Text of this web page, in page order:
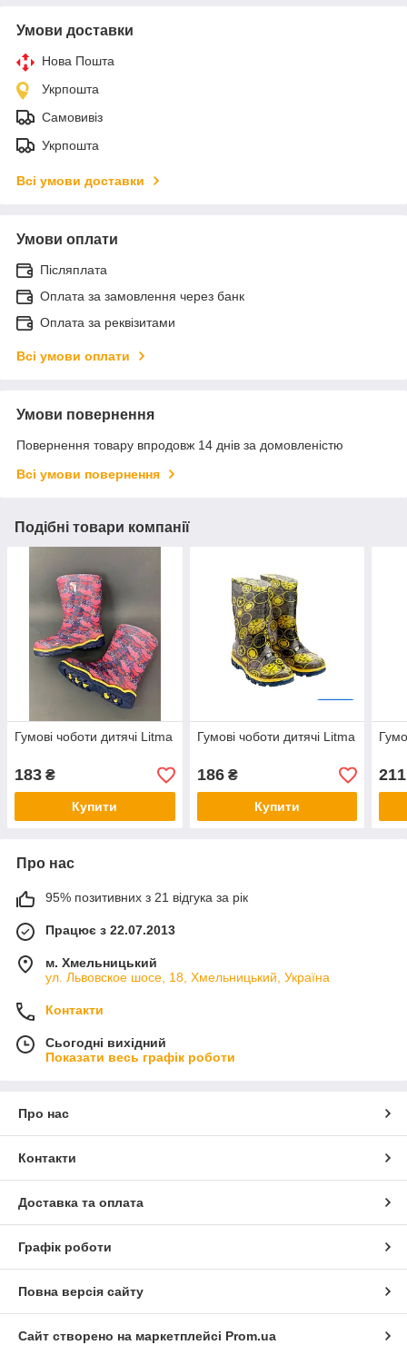
Умови доставки
Нова Пошта
Укрпошта
Самовивіз
Укрпошта
Всі умови доставки
Умови оплати
Післяплата
Оплата за замовлення через банк
Оплата за реквізитами
Всі умови оплати
Умови повернення
Повернення товару впродовж 14 днів за домовленістю
Всі умови повернення
Подібні товари компанії
Гумові чоботи дитячі Litma
183 ₴
Купити
Гумові чоботи дитячі Litma
186₴
Купити
211
Про нас
95% позитивних з 21 відгука за рік
Працює з 22.07.2013
м. Хмельницький
ул. Львовское шосе, 18, Хмельницький, Україна
Контакти
Сьогодні вихідний
Показати весь графік роботи
Про нас
Контакти
Доставка та оплата
Графік роботи
Повна версія сайту
Сайт створено на маркетплейсі Prom.ua